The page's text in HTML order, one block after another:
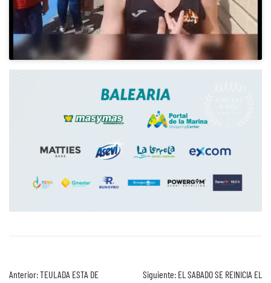
Anterior:TEULADA ESTA DE
Siguiente: EL SABADO SE REINICIA EL